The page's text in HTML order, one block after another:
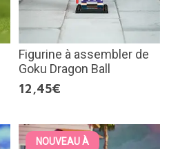
Figurine à assembler de
Goku Dragon Ball
12,45€
NOUVEAU À